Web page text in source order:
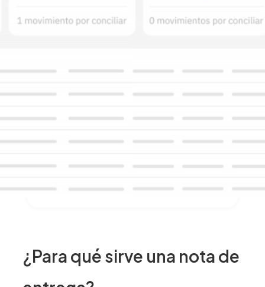
¿Para qué sirve una nota de